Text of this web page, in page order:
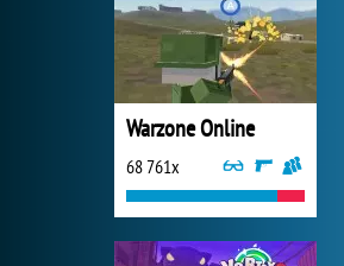
Warzone Online
68 761x